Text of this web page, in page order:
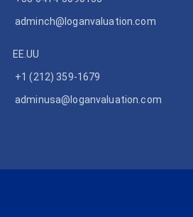
adminch@loganvaluation.com
EE.UU
+1 (212) 359-1679
adminusa@loganvaluation.com